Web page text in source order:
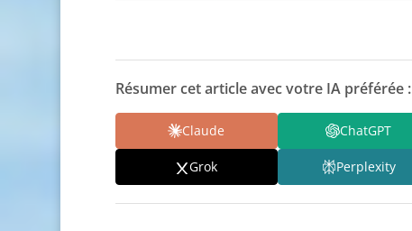
Résumer cet article avec votre IA préférée :
Claude ChatGPT
Grok Perplexity